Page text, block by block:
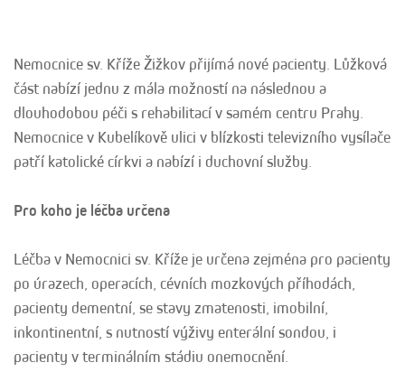
Nemocnice sv. Kříže Žižkov přijímá nové pacienty. Lůžková
část nabízí jednu z mála možností na následnou a
dlouhodobou péči s rehabilitací v samém centru Prahy.
Nemocnice v Kubelíkově ulici v blízkosti televizního vysílače
patří katolické církvi a nabízí i duchovní služby.
Pro koho je léčba určena
Léčba v Nemocnici sv. Kříže je určena zejména pro pacienty
po úrazech, operacích, cévních mozkových příhodách,
pacienty dementní, se stavy zmatenosti, imobilní,
inkontinentní, s nutností výživy enterální sondou, i
pacienty v terminálním stádiu onemocnění.